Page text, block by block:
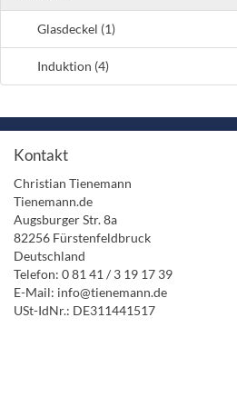
Glasdeckel (1)
Induktion (4)
Kontakt
Christian Tienemann
Tienemann.de
Augsburger Str. 8a
82256 Fürstenfeldbruck
Deutschland
Telefon: 0 81 41 / 3 19 17 39
E-Mail: info@tienemann.de
USt-IdNr.: DE311441517